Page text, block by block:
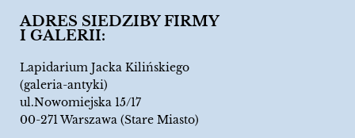
ADRES SIEDZIBY FIRMY
I GALERII:
Lapidarium Jacka Kilińskiego
(galeria-antyki)
ul.Nowomiejska 15/17
00-271 Warszawa (Stare Miasto)